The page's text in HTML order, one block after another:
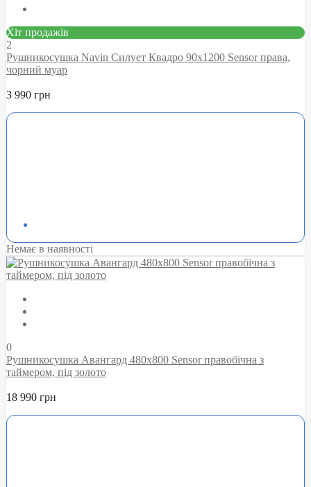
Хіт продажів
2
Рушникосушка Navin Силует Квадро 90х1200 Sensor права,
чорний муар
3 990 грн
Немає в наявності
0
Рушникосушка Авангард 480х800 Sensor правобічна з
таймером, під золото
18 990 грн